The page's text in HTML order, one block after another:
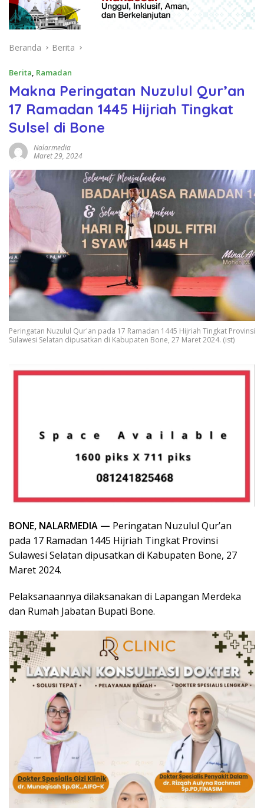
Beranda Berita
Berita, Ramadan
Makna Peringatan Nuzulul Qur’an
17 Ramadan 1445 Hijriah Tingkat
Sulsel di Bone
Nalarmedia
Maret 29, 2024
Peringatan Nuzulul Qur'an pada 17 Ramadan 1445 Hijriah Tingkat Provinsi
Sulawesi Selatan dipusatkan di Kabupaten Bone, 27 Maret 2024. (ist)
BONE, NALARMEDIA — Peringatan Nuzulul Qur’an
pada 17 Ramadan 1445 Hijriah Tingkat Provinsi
Sulawesi Selatan dipusatkan di Kabupaten Bone, 27
Maret 2024.
Pelaksanaannya dilaksanakan di Lapangan Merdeka
dan Rumah Jabatan Bupati Bone.